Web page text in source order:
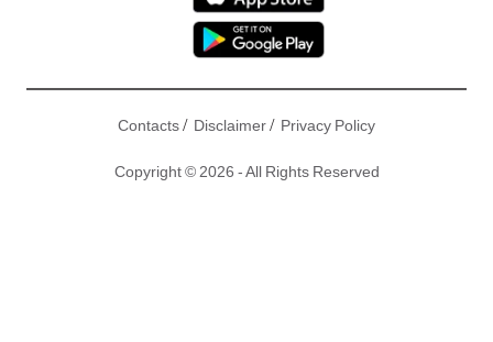
Contacts/ Disclaimer/ Privacy Policy
Copyright © 2026 - All Rights Reserved